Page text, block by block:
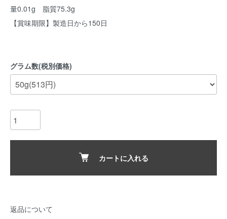
量0.01g 脂質75.3g
【賞味期限】製造日から150日
グラム数(税別価格)
カートに入れる
返品について